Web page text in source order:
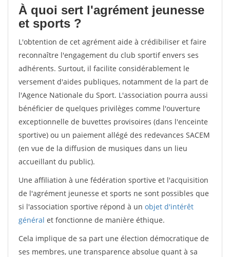
À quoi sert l'agrément jeunesse
et sports ?
L'obtention de cet agrément aide à crédibiliser et faire
reconnaître l'engagement du club sportif envers ses
adhérents. Surtout, il facilite considérablement le
versement d'aides publiques, notamment de la part de
l'Agence Nationale du Sport. L'association pourra aussi
bénéficier de quelques privilèges comme l'ouverture
exceptionnelle de buvettes provisoires (dans l'enceinte
sportive) ou un paiement allégé des redevances SACEM
(en vue de la diffusion de musiques dans un lieu
accueillant du public).
Une affiliation à une fédération sportive et l'acquisition
de l'agrément jeunesse et sports ne sont possibles que
si l'association sportive répond à un objet d'intérêt
général et fonctionne de manière éthique.
Cela implique de sa part une élection démocratique de
ses membres, une transparence absolue quant à sa